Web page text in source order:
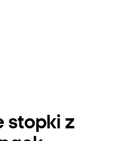
stopki z